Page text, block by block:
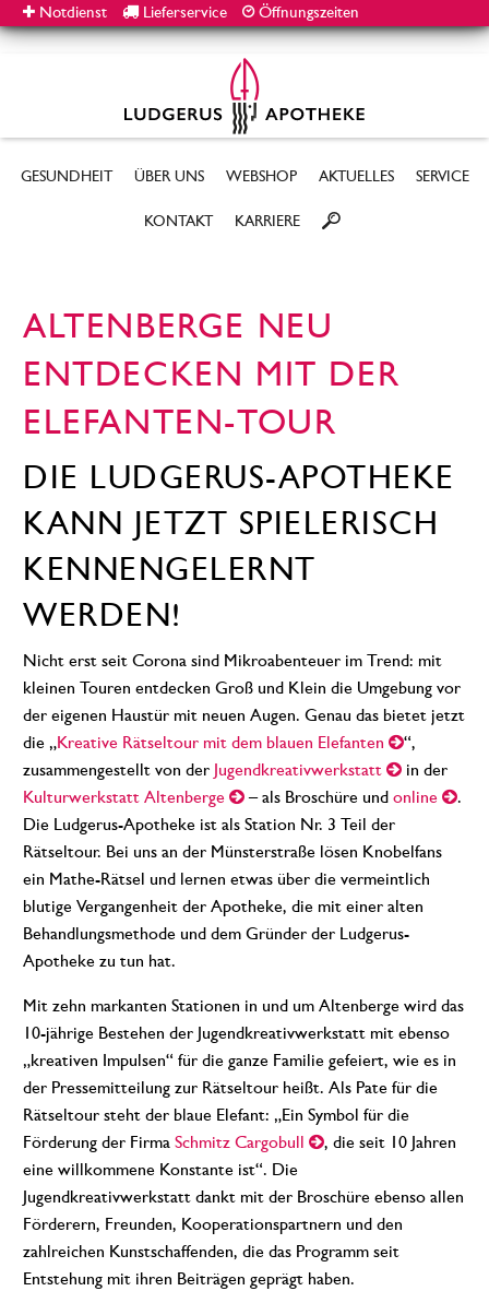
Notdienst Lieferservice Öffnungszeiten
GESUNDHEIT ÜBER UNS WEBSHOP AKTUELLES SERVICE
KONTAKT KARRIERE
ALTENBERGE NEU
ENTDECKEN MIT DER
ELEFANTEN-TOUR
DIE LUDGERUS-APOTHEKE
KANN JETZT SPIELERISCH
KENNENGELERNT
WERDEN!
Nicht erst seit Corona sind Mikroabenteuer im Trend: mit
kleinen Touren entdecken Groß und Klein die Umgebung vor
der eigenen Haustür mit neuen Augen. Genau das bietet jetzt
die „Kreative Rätseltour mit dem blauen Elefanten
“,
zusammengestellt von der Jugendkreativwerkstatt
in der
Kulturwerkstatt Altenberge
– als Broschüre und online
.
Die Ludgerus-Apotheke ist als Station Nr. 3 Teil der
Rätseltour. Bei uns an der Münsterstraße lösen Knobelfans
ein Mathe-Rätsel und lernen etwas über die vermeintlich
blutige Vergangenheit der Apotheke, die mit einer alten
Behandlungsmethode und dem Gründer der Ludgerus-
Apotheke zu tun hat.
Mit zehn markanten Stationen in und um Altenberge wird das
10-jährige Bestehen der Jugendkreativwerkstatt mit ebenso
„kreativen Impulsen“ für die ganze Familie gefeiert, wie es in
der Pressemitteilung zur Rätseltour heißt. Als Pate für die
Rätseltour steht der blaue Elefant: „Ein Symbol für die
Förderung der Firma Schmitz Cargobull
, die seit 10 Jahren
eine willkommene Konstante ist“. Die
Jugendkreativwerkstatt dankt mit der Broschüre ebenso allen
Förderern, Freunden, Kooperationspartnern und den
zahlreichen Kunstschaffenden, die das Programm seit
Entstehung mit ihren Beiträgen geprägt haben.